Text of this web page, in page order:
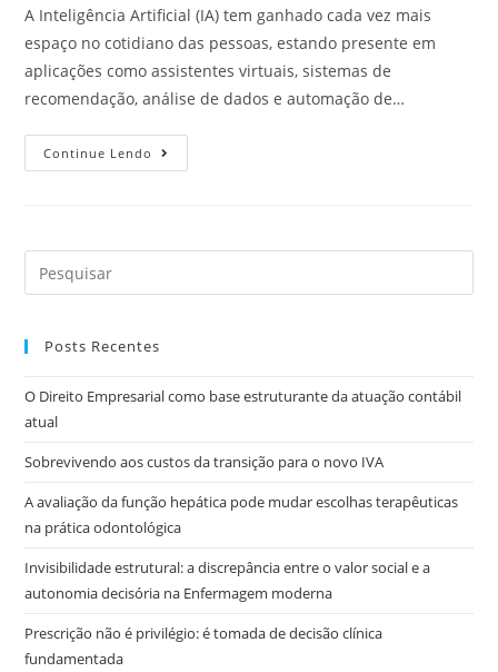
A Inteligência Artificial (IA) tem ganhado cada vez mais
espaço no cotidiano das pessoas, estando presente em
aplicações como assistentes virtuais, sistemas de
recomendação, análise de dados e automação de…
Continue Lendo
Posts Recentes
O Direito Empresarial como base estruturante da atuação contábil
atual
Sobrevivendo aos custos da transição para o novo IVA
A avaliação da função hepática pode mudar escolhas terapêuticas
na prática odontológica
Invisibilidade estrutural: a discrepância entre o valor social e a
autonomia decisória na Enfermagem moderna
Prescrição não é privilégio: é tomada de decisão clínica
fundamentada